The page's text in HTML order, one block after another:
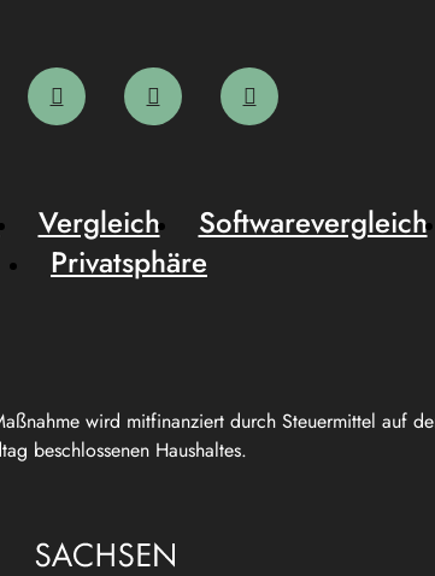
wird mitfinanziert durch Steuermittel auf
beschlossenen Haushaltes.
Vergleich Softwarevergleich
Privatsphäre